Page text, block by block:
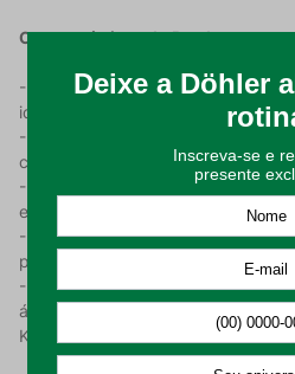
Características do Produto:
- Composição 100% Acrílico:
ideal de calor com a leveza
- Toque de Lã: Textura felpuda e
conforto da lã natural sem perder
- Design Medina: Padronagem com
elevam o padrão estético do móvel
- Acabamento com Franjas:
proporciona um visual clássico e
- Dimensões Amplas: Com 1,50 m
áreas maiores em sofás ou ser
King e Queen.